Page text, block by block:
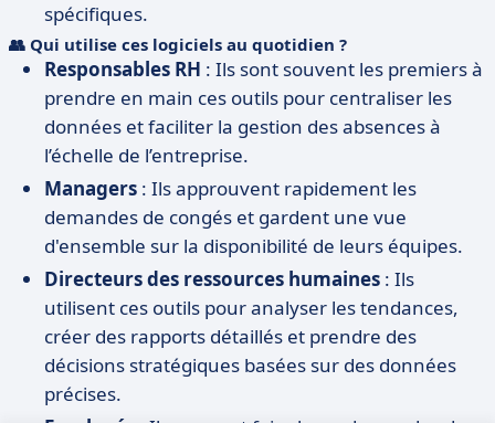
spécifiques.
👥 Qui utilise ces logiciels au quotidien ?
Responsables RH : Ils sont souvent les premiers à
prendre en main ces outils pour centraliser les
données et faciliter la gestion des absences à
l’échelle de l’entreprise.
Managers : Ils approuvent rapidement les
demandes de congés et gardent une vue
d'ensemble sur la disponibilité de leurs équipes.
Directeurs des ressources humaines : Ils
utilisent ces outils pour analyser les tendances,
créer des rapports détaillés et prendre des
décisions stratégiques basées sur des données
précises.